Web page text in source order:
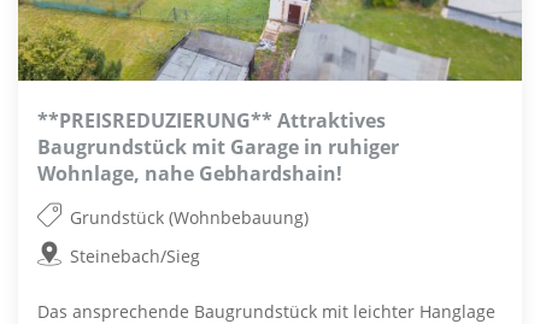
**PREISREDUZIERUNG** Attraktives
Baugrundstück mit Garage in ruhiger
Wohnlage, nahe Gebhardshain!
Grundstück (Wohnbebauung)
Steinebach/Sieg
Das ansprechende Baugrundstück mit leichter Hanglage